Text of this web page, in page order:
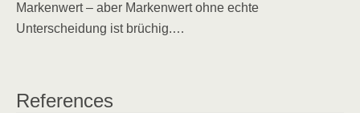
Markenwert – aber Markenwert ohne echte
Unterscheidung ist brüchig.…
References